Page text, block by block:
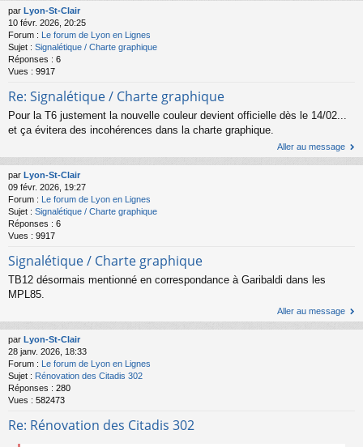
par Lyon-St-Clair
10 févr. 2026, 20:25
Forum : Le forum de Lyon en Lignes
Sujet : Signalétique / Charte graphique
Réponses : 6
Vues : 9917
Re: Signalétique / Charte graphique
Pour la T6 justement la nouvelle couleur devient officielle dès le 14/02...
et ça évitera des incohérences dans la charte graphique.
Aller au message
par Lyon-St-Clair
09 févr. 2026, 19:27
Forum :
Le forum de Lyon en Lignes
Sujet : Signalétique / Charte graphique
Réponses : 6
Vues : 9917
Signalétique / Charte graphique
TB12 désormais mentionné en correspondance à Garibaldi dans les
MPL85.
Aller au message
par Lyon-St-Clair
28 janv. 2026, 18:33
Forum : Le forum de Lyon en Lignes
Sujet : Rénovation des Citadis 302
Réponses : 280
Vues : 582473
Re: Rénovation des Citadis 302